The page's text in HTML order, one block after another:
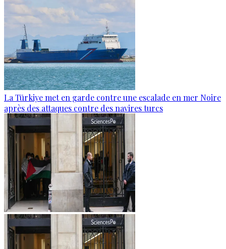
La Türkiye met en garde contre une escalade en mer Noire
après des attaques contre des navires turcs